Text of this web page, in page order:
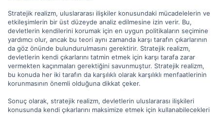
Stratejik realizm, uluslararası ilişkiler konusundaki mücadelelerin ve
etkileşimlerin bir üst düzeyde analiz edilmesine izin verir. Bu,
devletlerin kendilerini korumak için en uygun politikaların seçimine
yardımcı olur, ancak bu teori aynı zamanda karşı tarafın çıkarlarının
da göz önünde bulundurulmasını gerektirir. Stratejik realizm,
devletlerin kendi çıkarlarını tatmin etmek için karşı tarafa zarar
vermekten kaçınmaları gerektiğini savunmuştur. Stratejik realizm,
bu konuda her iki tarafın da karşılıklı olarak karşılıklı menfaatlerinin
korunmasının önemli olduğuna dikkat çeker.
Sonuç olarak, stratejik realizm, devletlerin uluslararası ilişkileri
konusunda kendi çıkarlarını maksimize etmek için kullanabilecekleri